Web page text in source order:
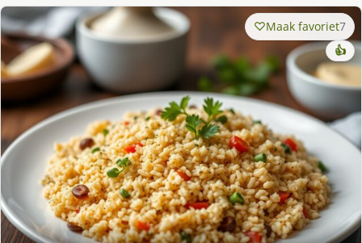
Maak favoriet7
👍